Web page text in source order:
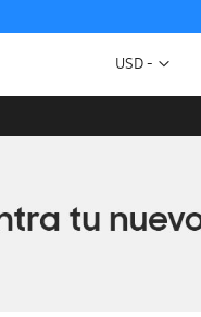
Moneda
USD -